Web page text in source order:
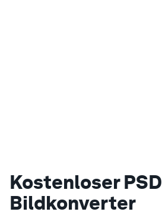
Kostenloser PSD
Bildkonverter